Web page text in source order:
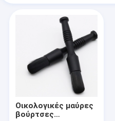
Οικολογικές μαύρες
βούρτσες